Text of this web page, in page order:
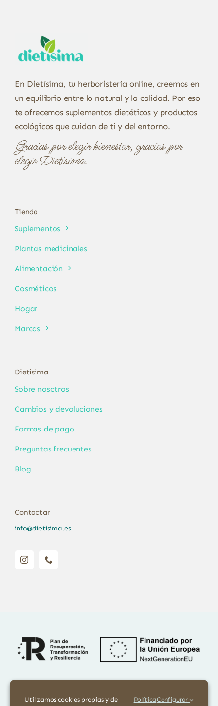
En Dietísima, tu herboristería online, creemos en
un equilibrio entre lo natural y la calidad. Por eso
te ofrecemos suplementos dietéticos y productos
ecológicos que cuidan de ti y del entorno.
Gracias por elegir bienestar, gracias por
elegir Dietísima.
Tienda
Suplementos
Plantas medicinales
Alimentación
Cosméticos
Hogar
Marcas
Dietisima
Sobre nosotros
Cambios y devoluciones
Formas de pago
Preguntas frecuentes
Blog
Contactar
info@dietisima.es
autor o autores y no reflejan necesariamente los de la Unión
Utilizamos cookies propias y de PolíticaConfigurar